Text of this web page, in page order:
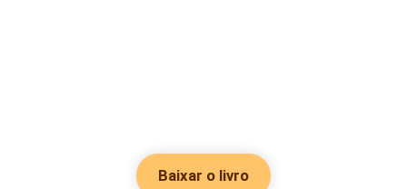
Baixar o livro